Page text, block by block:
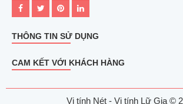
THÔNG TIN SỬ DỤNG
CAM KẾT VỚI KHÁCH HÀNG
Vi tính Nét - Vi tính Lữ Gia ©